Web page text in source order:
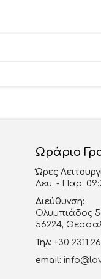
Ωράριο
Ώρες
Δευ. - Παρ.
Διεύθυνση:
Ολυμπιάδος
56224,
Τηλ: +30 2311
email: